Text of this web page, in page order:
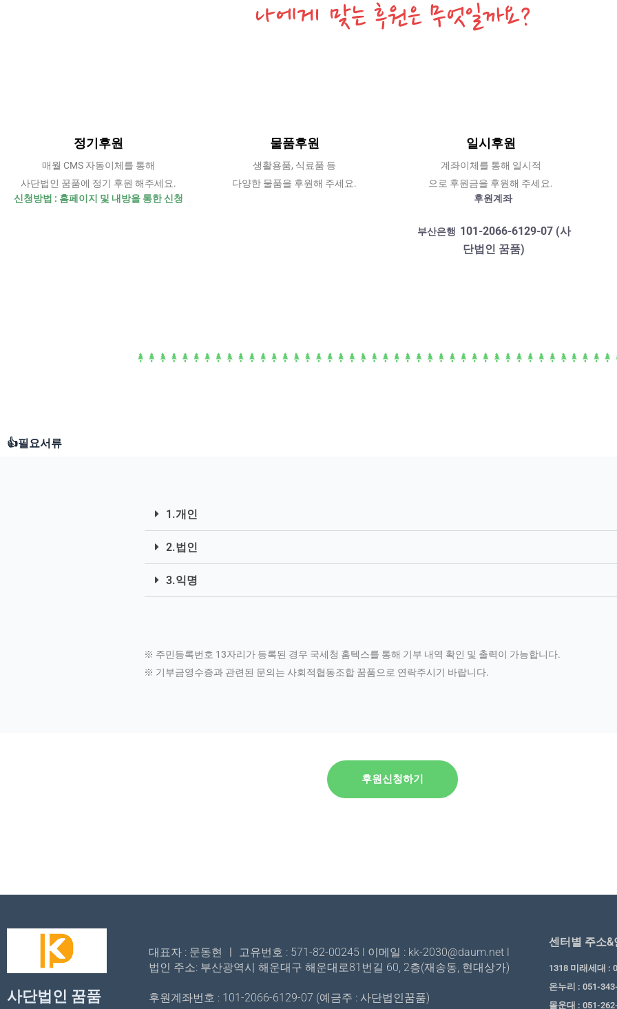
나에게 맞는 후원은 무엇일까요?
정기후원
매월 CMS 자동이체를 통해
사단법인 꿈품에 정기 후원 해주세요.
신청방법 : 홈페이지 및 내방을 통한 신청
물품후원
생활용품, 식료품 등
다양한 물품을 후원해 주세요.
일시후원
계좌이체를 통해 일시적
으로 후원금을 후원해 주세요.
후원계좌
부산은행 101-2066-6129-07 (사
단법인 꿈품)
👍필요서류
1.개인
2.법인
3.익명
※ 주민등록번호 13자리가 등록된 경우 국세청 홈텍스를 통해 기부 내역 확인 및 출력이 가능합니다.
※ 기부금영수증과 관련된 문의는 사회적협동조합 꿈품으로 연락주시기 바랍니다.
후원신청하기
사단법인 꿈품
대표자 : 문동현 ㅣ 고유번호 : 571-82-00245 l 이메일 : kk-2030@daum.net l
법인 주소: 부산광역시 해운대구 해운대로81번길 60, 2층(재송동, 현대상가)
후원계좌번호 : 101-2066-6129-07 (예금주 : 사단법인꿈품)
센터별 주소&
1318 미래세대 :
온누리 : 051-
몰운대 : 051-